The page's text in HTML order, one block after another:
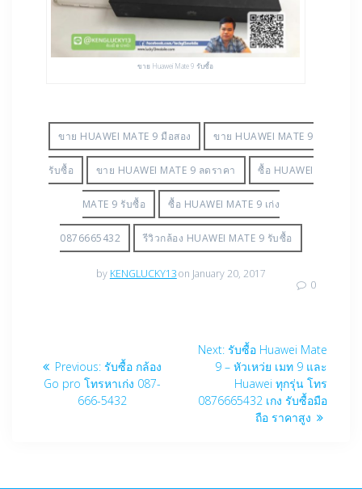
ขาย Huawei Mate 9 รับซื้อ
ขาย HUAWEI MATE 9 มือสอง ขาย HUAWEI MATE 9
รับซื้อ ขาย HUAWEI MATE 9 ลดราคา ซื้อ HUAWEI
MATE 9 รับซื้อ ซื้อ HUAWEI MATE 9 เก่ง
0876665432 รีวิวกล้อง HUAWEI MATE 9 รับซื้อ
by KENGLUCKY13on January 20, 2017
0
navigation
Previous: Previous
post:
รับซื้อ กล้อง
Go pro โทรหาเก่ง 087-
666-5432
Next: Next
post:
รับซื้อ Huawei Mate
9 – หัวเหว่ย เมท 9 และ
Huawei ทุกรุ่น โทร
0876665432 เกง รับซื้อมือ
ถือ ราคาสูง